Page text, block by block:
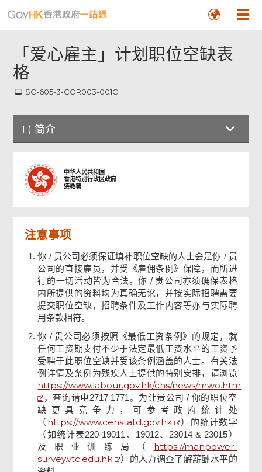
「爱心雇主」计划职位空缺表
格
SC-605-3-COR003-001C
1 ) 简介
简介
雇主资料
职位资料
声明
公司代表/雇主签署
确认通知书
中华人民共和国
香港特别行政区政府
惩教署
注意事项
你 / 贵公司必须保证填补职位空缺的人士会是你 / 贵
公司的直接雇员，并受《雇佣条例》保障，而所进
行的一切活动皆为合法。你 / 贵公司亦须确保表格
内所提供的资料均为真确无讹，并按实际招聘需要
提交职位空缺，招聘条件及工作内容等亦与实际聘
用条款相符。
你 / 贵公司必须按照《最低工资条例》的规定，就
任何工资期支付不少于法定最低工资水平的工资予
受聘于此职位空缺并受该条例涵盖的人士。有关法
例详情及条例为残疾人士提供的特别安排，请浏览
https://www.labour.gov.hk/chs/news/mwo.htm
，查询请电2717 1771。为让贵公司 / 你的职位空
缺更具竞争力，可参考政府统计处
（ https://www.censtatd.gov.hk
）的统计数字
（如统计表220-19011、19012、23014 & 23015）
及职业训练局（ https://manpower-
survey.vtc.edu.hk
）的人力调查了解薪酬水平的